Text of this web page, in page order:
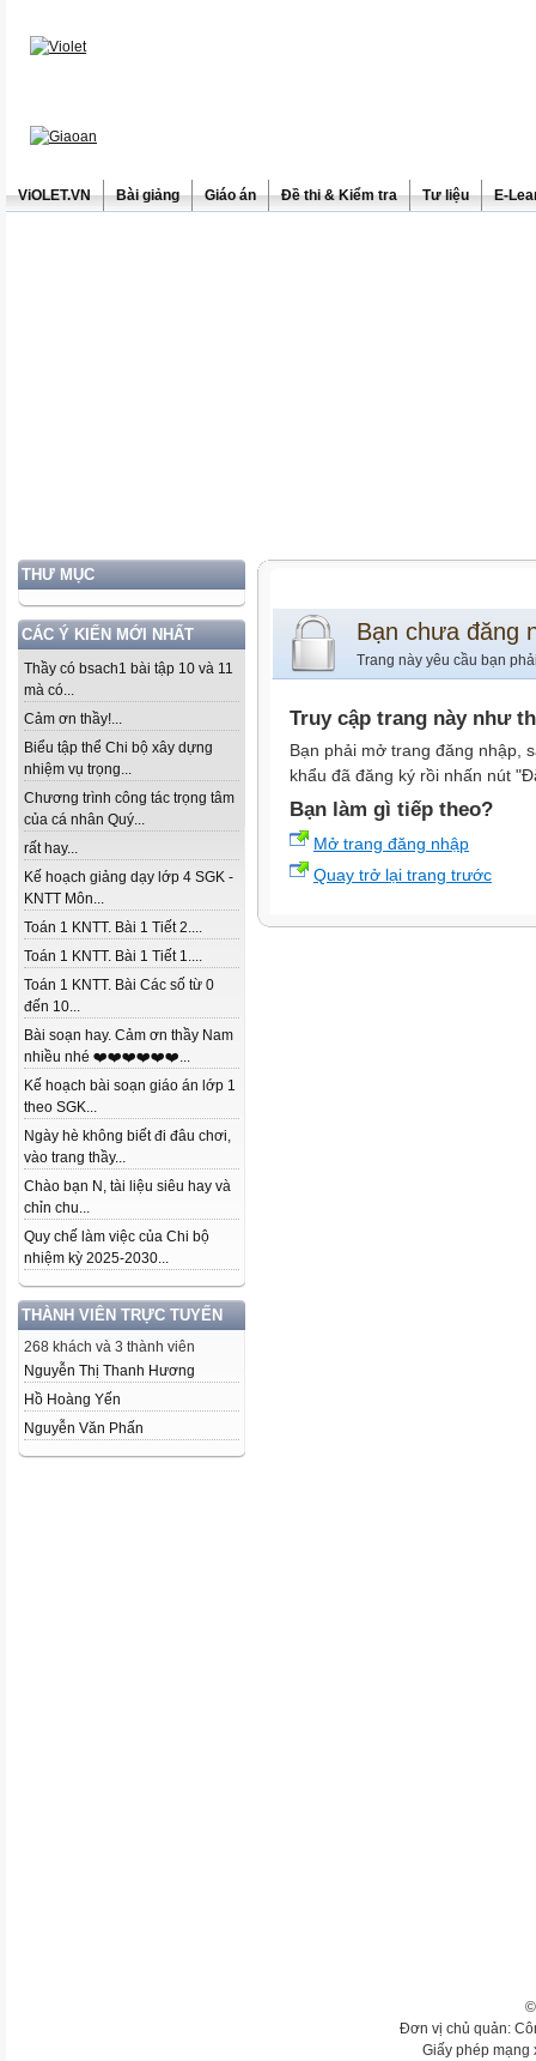
ViOLET.VN Bài giảng Giáo án Đề thi & Kiểm tra Tư liệu E-
THƯ MỤC
CÁC Ý KIẾN MỚI NHẤT
Thầy có bsach1 bài tập 10 và 11
mà có...
Cảm ơn thầy!...
Biểu tập thể Chi bộ xây dựng
nhiệm vụ trọng...
Chương trình công tác trọng tâm
của cá nhân Quý...
rất hay...
Kế hoạch giảng dạy lớp 4 SGK -
KNTT Môn...
Toán 1 KNTT. Bài 1 Tiết 2....
Toán 1 KNTT. Bài 1 Tiết 1....
Toán 1 KNTT. Bài Các số từ 0
đến 10...
Bài soạn hay. Cảm ơn thầy Nam
nhiều nhé ❤️❤️❤️❤️❤️❤️...
Kế hoạch bài soạn giáo án lớp 1
theo SGK...
Ngày hè không biết đi đâu chơi,
vào trang thầy...
Chào bạn N, tài liệu siêu hay và
chỉn chu...
Quy chế làm việc của Chi bộ
nhiệm kỳ 2025-2030...
THÀNH VIÊN TRỰC TUYẾN
268 khách và 3 thành viên
Nguyễn Thị Thanh Hương
Hồ Hoàng Yến
Nguyễn Văn Phấn
Bạn chưa đăng
Trang này yêu cầu bạn
Truy cập trang này như
Bạn phải mở trang đăng nhập,
khẩu đã đăng ký rồi nhấn nút
Bạn làm gì tiếp theo?
Mở trang đăng nhập
Quay trở lại trang trước
Đơn vị chủ quản:
Giấy phép mạng